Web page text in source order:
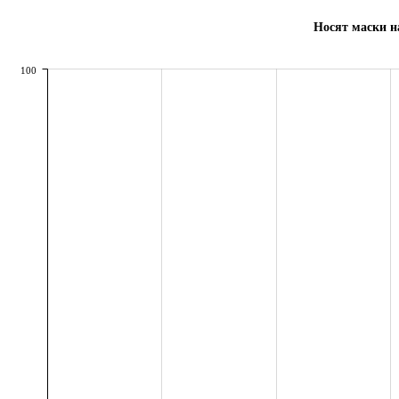
Носят маски
100